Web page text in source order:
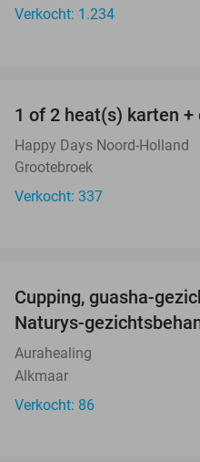
Verkocht: 1.234
1 of 2 heat(s) karten
Happy Days Noord-Holland
Grootebroek
Verkocht: 337
Cupping, guasha-
Naturys-
Aurahealing
Alkmaar
Verkocht: 86